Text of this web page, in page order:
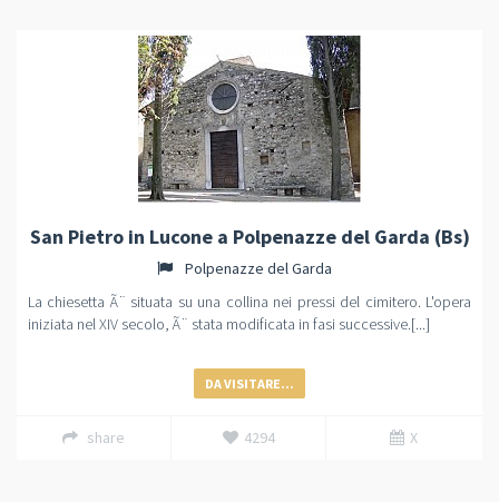
San Pietro in Lucone a Polpenazze del Garda (Bs)
Polpenazze del Garda
La chiesetta Ã¨ situata su una collina nei pressi del cimitero. L'opera
iniziata nel XIV secolo, Ã¨ stata modificata in fasi successive.[...]
DA VISITARE...
share 4294 X